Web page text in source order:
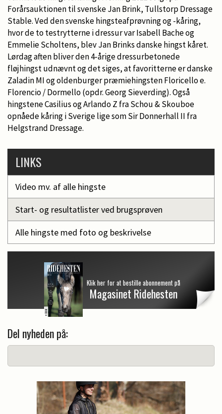
Forårsauktionen til svenske Jan Brink, Tullstorp Dressage
Stable. Ved den svenske hingsteafprøvning og -kåring,
hvor de to testrytterne i dressur var Isabell Bache og
Emmelie Scholtens, blev Jan Brinks danske hingst kåret.
Lørdag aften bliver den 4-årige dressurbetonede
fløjhingst udnævnt og det siges, at favoritterne er danske
Zaladin MI og oldenburger præmiehingsten Floricello e.
Florencio / Dormello (opdr. Georg Sieverding). Også
hingstene Casilius og Arlando Z fra Schou & Skouboe
opnåede kåring i Sverige lige som Sir Donnerhall II fra
Helgstrand Dressage.
LINKS
Video mv. af alle hingste
Start- og resultatlister ved brugsprøven
Alle hingste med foto og beskrivelse
Klik her for at bestille abonnement på
Magasinet Ridehesten
Del nyheden på: